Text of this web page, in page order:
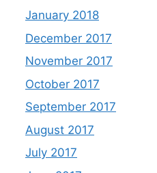
January 2018
December 2017
November 2017
October 2017
September 2017
August 2017
July 2017